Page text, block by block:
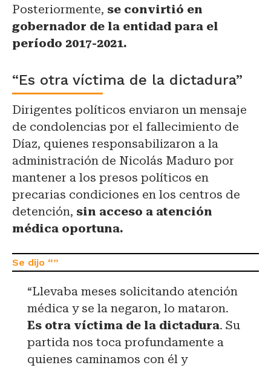
Posteriormente, se convirtió en
gobernador de la entidad para el
período 2017-2021.
“Es otra víctima de la dictadura”
Dirigentes políticos enviaron un mensaje
de condolencias por el fallecimiento de
Díaz, quienes responsabilizaron a la
administración de Nicolás Maduro por
mantener a los presos políticos en
precarias condiciones en los centros de
detención, sin acceso a atención
médica oportuna.
“Llevaba meses solicitando atención
médica y se la negaron, lo mataron.
Es otra víctima de la dictadura. Su
partida nos toca profundamente a
quienes caminamos con él y